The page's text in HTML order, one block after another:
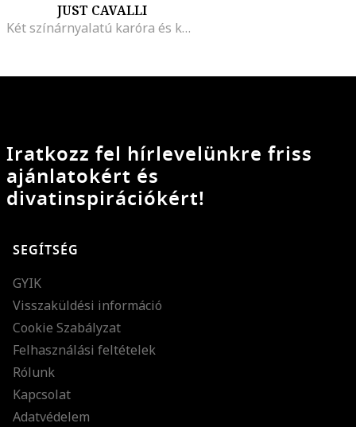
JUST CAVALLI
Két színárnyalatú karóra és karkötő
Iratkozz fel hírlevelünkre friss
ajánlatokért és
divatinspirációkért!
SEGÍTSÉG
GYIK
Visszaküldési információ
Cookie Szabályzat
Felhasználási feltételek
Rólunk
Kapcsolat
Adatvédelem